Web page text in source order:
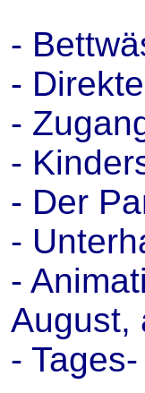
-
-
-
-
- Der
-
-
August,
-